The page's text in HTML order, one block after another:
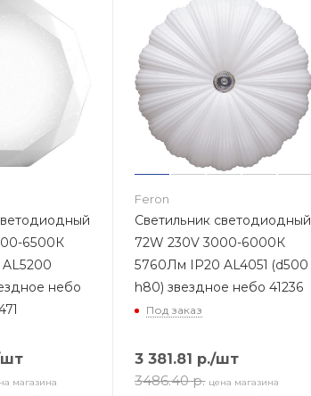
6500К
небо
магазина
Feron
Светильник светодиодный
72W 230V 3000-6000К
5760Лм IP20 AL4051 (d500
h80) звездное небо 41236
Под заказ
3 381.81 р./шт
3486.40 р. цена магазина